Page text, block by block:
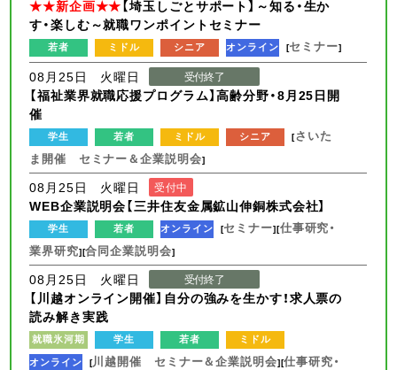
★★新企画★★【埼玉しごとサポート】～知る・生か
す・楽しむ～就職ワンポイントセミナー
若者 ミドル シニア オンライン [セミナー]
08月25日 火曜日 受付終了
【福祉業界就職応援プログラム】高齢分野・8月25日開
催
学生 若者 ミドル シニア [さいた
ま開催 セミナー＆企業説明会]
08月25日 火曜日 受付中
WEB企業説明会【三井住友金属鉱山伸銅株式会社】
学生 若者 オンライン [セミナー][仕事研究・
業界研究][合同企業説明会]
08月25日 火曜日 受付終了
【川越オンライン開催】自分の強みを生かす！求人票の
読み解き実践
就職氷河期 学生 若者
ミドル
オンライン [川越開催 セミナー＆企業説明会][仕事研究・